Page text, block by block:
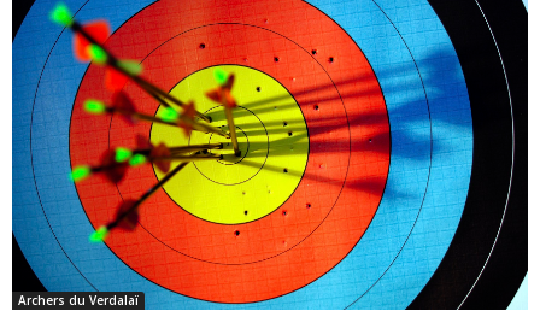
Archers du Verdalaï